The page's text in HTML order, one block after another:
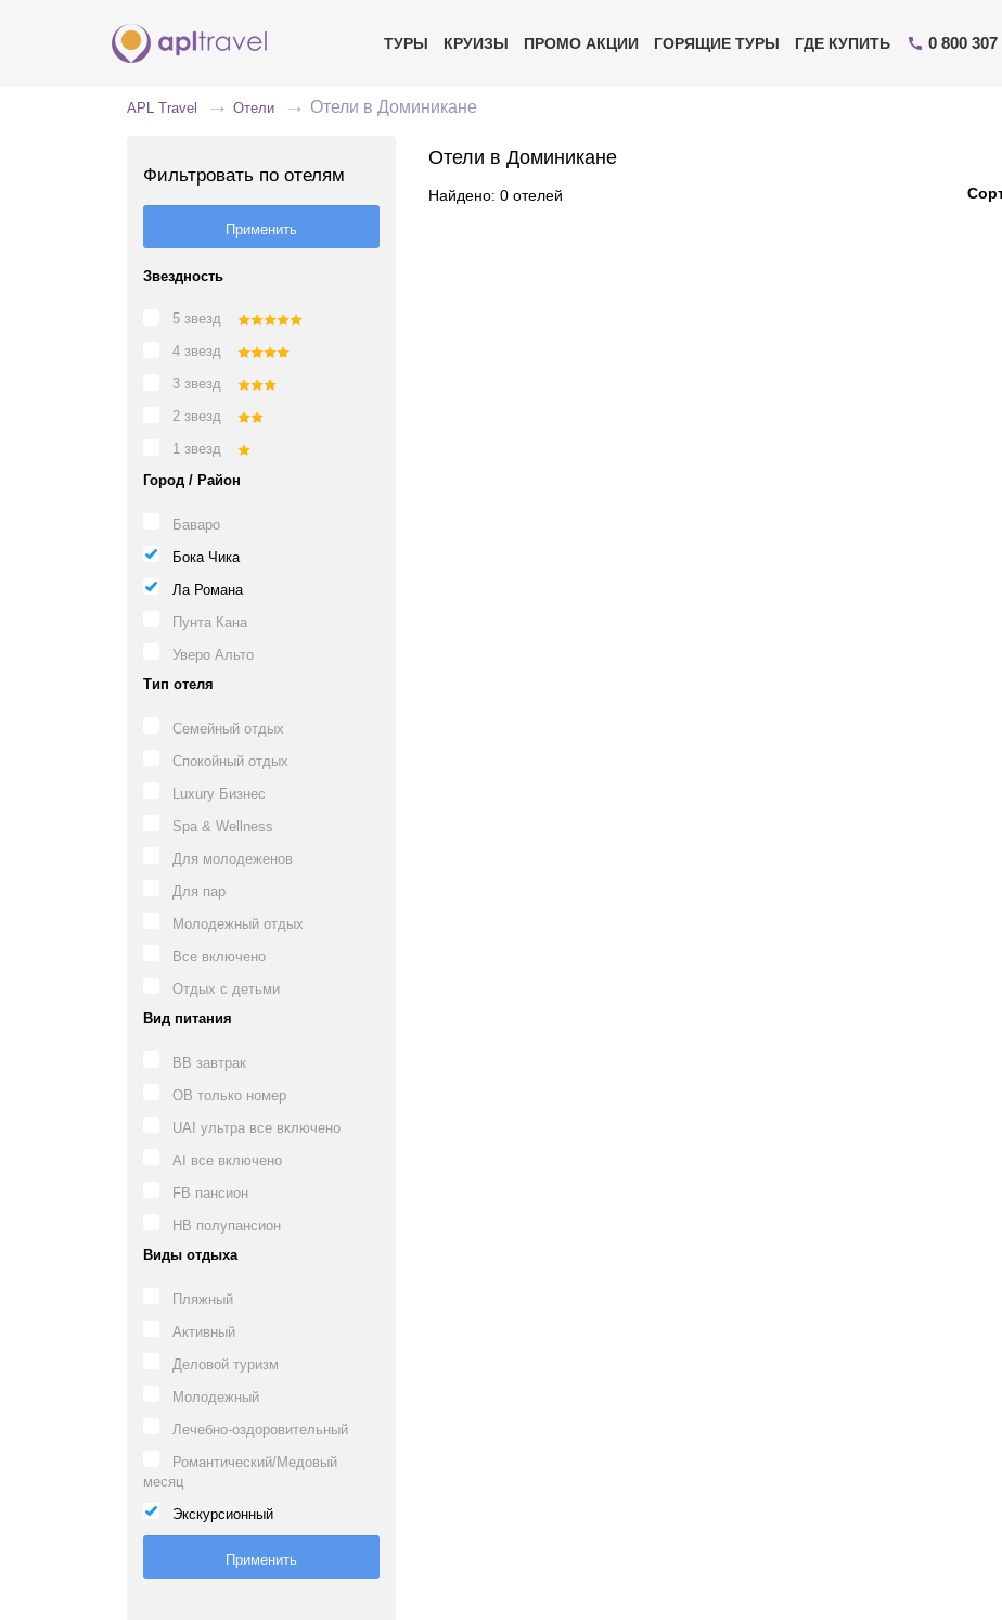
ТУРЫ КРУИЗЫ ПРОМО АКЦИИ ГОРЯЩИЕ ТУРЫ ГДЕ КУПИТЬ 0 800 307
APL Travel Отели Отели в Доминикане
Фильтровать по отелям
Звездность
5 звезд
4 звезд
3 звезд
2 звезд
1 звезд
Город / Район
Баваро
Бока Чика
Ла Романа
Пунта Кана
Уверо Альто
Тип отеля
Семейный отдых
Спокойный отдых
Luxury Бизнес
Spa & Wellness
Для молодеженов
Для пар
Молодежный отдых
Все включено
Отдых с детьми
Вид питания
BB завтрак
OB только номер
UAI ультра все включено
AI все включено
FB пансион
HB полупансион
Виды отдыха
Пляжный
Активный
Деловой туризм
Молодежный
Лечебно-оздоровительный
Романтический/Медовый
месяц
Экскурсионный
Отели в Доминикане
Найдено: 0 отелей